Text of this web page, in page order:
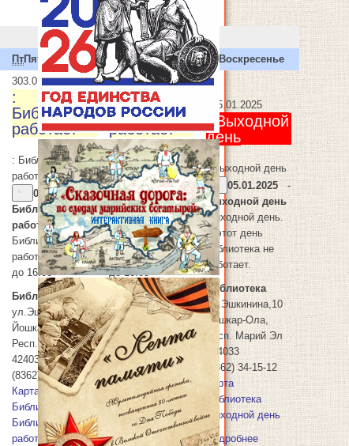
ПтПятница СбСуббота ВсВоскресенье
303.01.2025
:
Библиотека
работает
: Библиотека
работает
03.01.2025
-
Библиотека
работает
Библиотека
работает с 9:00
до 16:00
Библиотека
ул.Эшкинина,10
Йошкар-Ола,
Респ. Марий Эл
424033
(8362) 34-15-12
Карта
Библиотека
Библиотека
работает
404.01.2025
:
Библиотека
работает
: Библиотека
работает
03.01.2025
-
Библиотека
работает
Библиотека
работает с 9:00
до 16:00
Библиотека
ул.Эшкинина,10
Йошкар-Ола,
Респ. Марий Эл
424033
(8362) 34-15-12
Библиотека
Библиотека
работает
05.01.2025
: Выходной
день
: Выходной день
05.01.2025
-
Выходной день
Выходной день.
В этот день
библиотека не
работает.
Библиотека
ул.Эшкинина,10
Йошкар-Ола,
Респ. Марий Эл
424033
(8362) 34-15-12
Карта
Библиотека
Выходной день
Подробнее